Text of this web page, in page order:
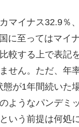
マイナス32.9％
に至ってはマイ
較する上で表記
せん。ただ、年
態が1年間続いた
ようなパンデミ
いう前提は何処